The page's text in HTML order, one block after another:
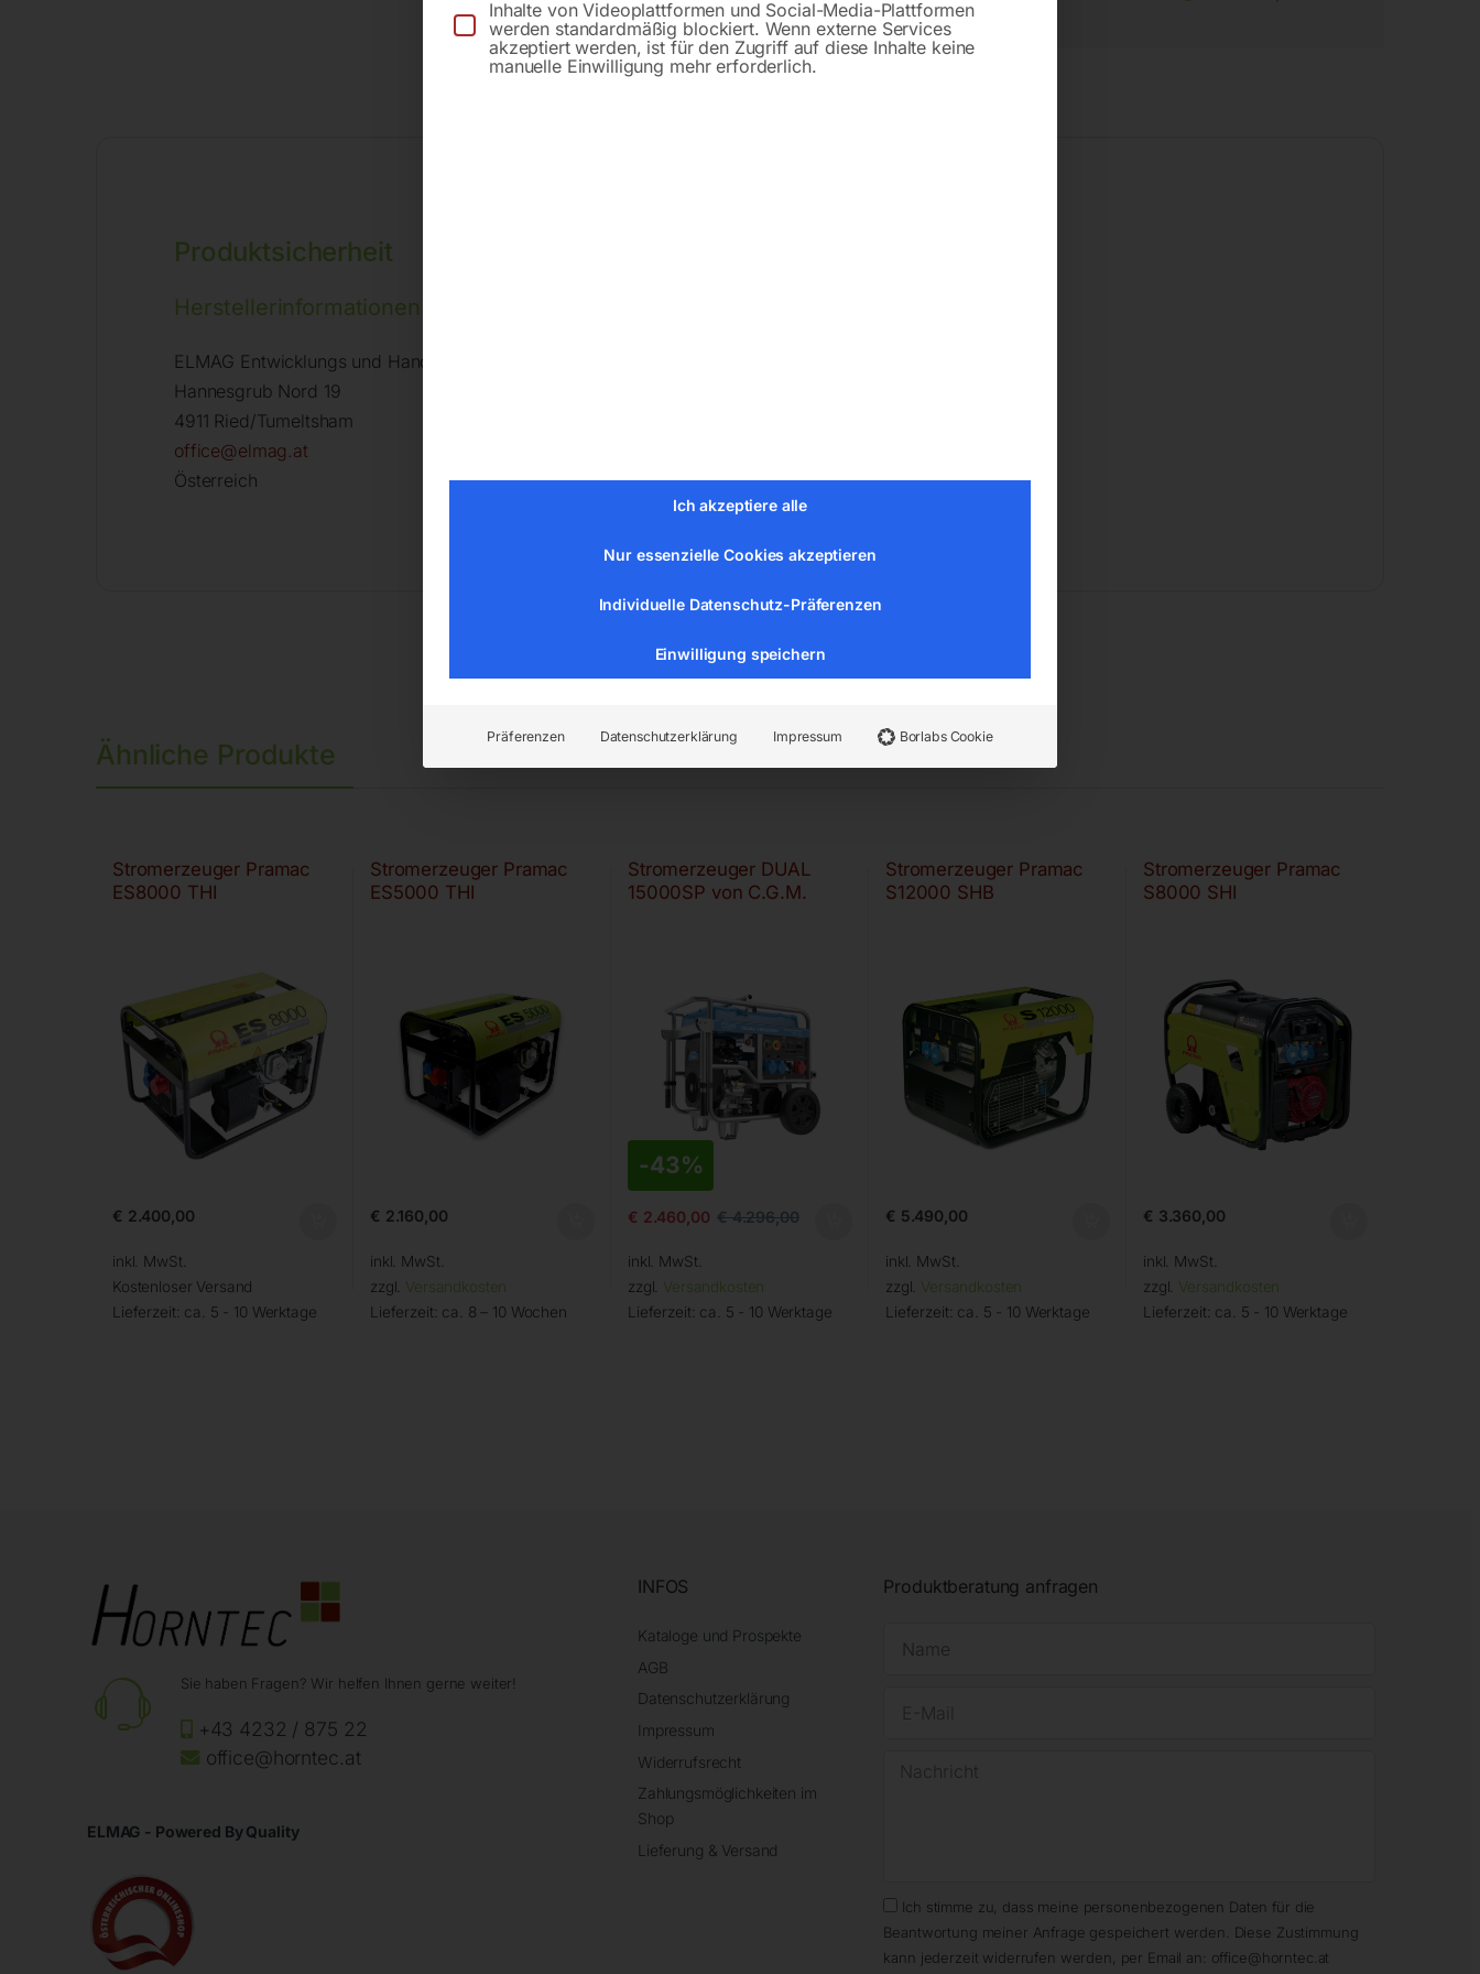
Produktsicherheit
Herstellerinformationen
ELMAG Entwicklungs und Handels GmbH
Hannesgrub Nord 19
4911 Ried/Tumeltsham
office@elmag.at
Österreich
Ähnliche Produkte
Stromerzeuger Pramac
ES8000 THI
€ 2.400,00
inkl. MwSt.
Kostenloser Versand
Lieferzeit: ca. 5 - 10 Werktage
Stromerzeuger Pramac
ES5000 THI
€ 2.160,00
inkl. MwSt.
zzgl. Versandkosten
Lieferzeit: ca. 8 – 10 Wochen
Stromerzeuger DUAL
15000SP von C.G.M.
-43%
€ 2.460,00 €4.296,00
inkl. MwSt.
zzgl. Versandkosten
Lieferzeit: ca. 5 - 10 Werktage
Stromerzeuger Pramac
S12000 SHB
€ 5.490,00
inkl. MwSt.
zzgl. Versandkosten
Lieferzeit: ca. 5 - 10 Werktage
Stromerzeuger Pramac
S8000 SHI
€ 3.360,00
inkl. MwSt.
zzgl. Versandkosten
Lieferzeit: ca. 5 - 10 Werktage
Sie haben Fragen? Wir helfen Ihnen gerne weiter!
+43 4232 / 875 22
office@horntec.at
ELMAG - Powered By Quality
INFOS
Kataloge und Prospekte
AGB
Datenschutzerklärung
Impressum
Widerrufsrecht
Zahlungsmöglichkeiten im
Shop
Lieferung & Versand
Produktberatung anfragen
Ich stimme zu, dass meine personenbezogenen Daten für die
Beantwortung meiner Anfrage gespeichert werden. Diese Zustimmung
kann jederzeit widerrufen werden, per Email an: office@horntec.at
Inhalte von Videoplattformen und Social-Media-Plattformen
werden standardmäßig blockiert. Wenn externe Services
akzeptiert werden, ist für den Zugriff auf diese Inhalte keine
manuelle Einwilligung mehr erforderlich.
Ich akzeptiere alle
Nur essenzielle Cookies akzeptieren
Individuelle Datenschutz-Präferenzen
Einwilligung speichern
Präferenzen Datenschutzerklärung Impressum Borlabs Cookie